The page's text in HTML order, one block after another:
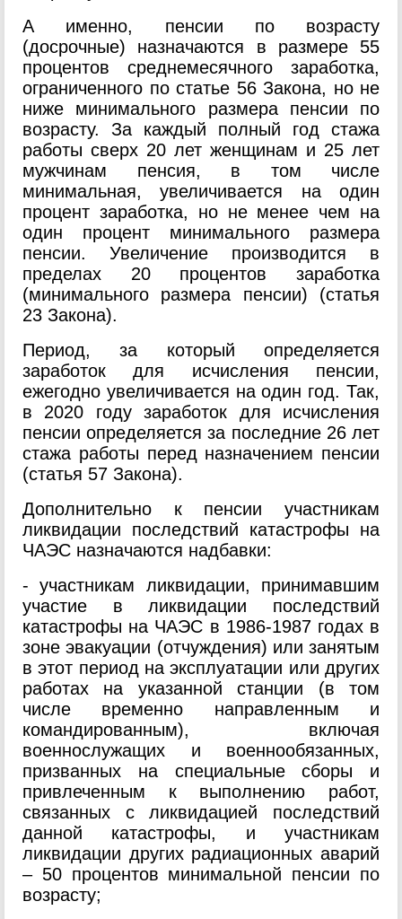
А именно, пенсии по возрасту
(досрочные) назначаются в размере 55
процентов среднемесячного заработка,
ограниченного по статье 56 Закона, но не
ниже минимального размера пенсии по
возрасту. За каждый полный год стажа
работы сверх 20 лет женщинам и 25 лет
мужчинам пенсия, в том числе
минимальная, увеличивается на один
процент заработка, но не менее чем на
один процент минимального размера
пенсии. Увеличение производится в
пределах 20 процентов заработка
(минимального размера пенсии) (статья
23 Закона).
Период, за который определяется
заработок для исчисления пенсии,
ежегодно увеличивается на один год. Так,
в 2020 году заработок для исчисления
пенсии определяется за последние 26 лет
стажа работы перед назначением пенсии
(статья 57 Закона).
Дополнительно к пенсии участникам
ликвидации последствий катастрофы на
ЧАЭС назначаются надбавки:
- участникам ликвидации, принимавшим
участие в ликвидации последствий
катастрофы на ЧАЭС в 1986-1987 годах в
зоне эвакуации (отчуждения) или занятым
в этот период на эксплуатации или других
работах на указанной станции (в том
числе временно направленным и
командированным), включая
военнослужащих и военнообязанных,
призванных на специальные сборы и
привлеченным к выполнению работ,
связанных с ликвидацией последствий
данной катастрофы, и участникам
ликвидации других радиационных аварий
– 50 процентов минимальной пенсии по
возрасту;